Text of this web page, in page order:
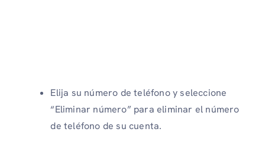
Elija su número de teléfono y seleccione
“Eliminar número” para eliminar el número
de teléfono de su cuenta.